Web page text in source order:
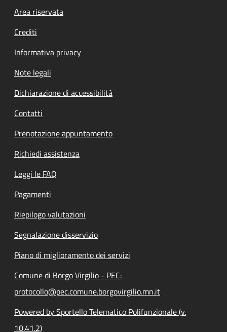
Footer menu
Area riservata
Crediti
Informativa privacy
Note legali
Dichiarazione di accessibilità
Contatti
Prenotazione appuntamento
Richiedi assistenza
Leggi le FAQ
Pagamenti
Riepilogo valutazioni
Segnalazione disservizio
Piano di miglioramento dei servizi
Comune di Borgo Virgilio - PEC:
protocollo@pec.comune.borgovirgilio.mn.it
Powered by Sportello Telematico Polifunzionale (v.
10.41.2)